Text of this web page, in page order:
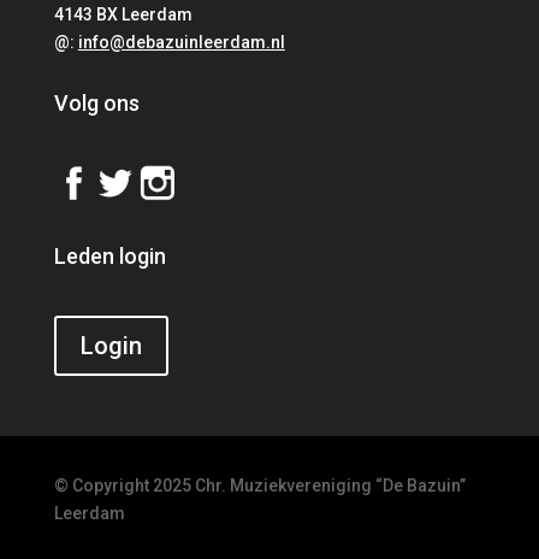
4143 BX Leerdam
@: info@debazuinleerdam.nl
Volg ons
Leden login
Login
© Copyright 2025 Chr. Muziekvereniging “De Bazuin”
Leerdam